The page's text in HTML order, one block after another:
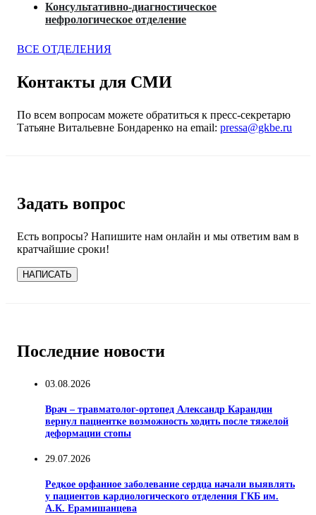
Консультативно-диагностическое
нефрологическое отделение
ВСЕ ОТДЕЛЕНИЯ
Контакты для СМИ
По всем вопросам можете обратиться к пресс-секретарю
Татьяне Витальевне Бондаренко на email: pressa@gkbe.ru
Задать вопрос
Есть вопросы? Напишите нам онлайн и мы ответим вам в
кратчайшие сроки!
НАПИСАТЬ
Последние новости
03.08.2026
Врач – травматолог-ортопед Александр Карандин
вернул пациентке возможность ходить после тяжелой
деформации стопы
29.07.2026
Редкое орфанное заболевание сердца начали выявлять
у пациентов кардиологического отделения ГКБ им.
А.К. Ерамишанцева